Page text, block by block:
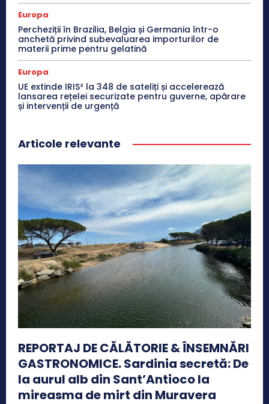
Europa
Percheziții în Brazilia, Belgia și Germania într-o
anchetă privind subevaluarea importurilor de
materii prime pentru gelatină
Europa
UE extinde IRIS² la 348 de sateliți și accelerează
lansarea rețelei securizate pentru guverne, apărare
și intervenții de urgență
Articole relevante
REPORTAJ DE CĂLĂTORIE & ÎNSEMNĂRI
GASTRONOMICE. Sardinia secretă: De
la aurul alb din Sant’Antioco la
mireasma de mirt din Muravera